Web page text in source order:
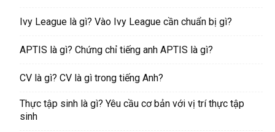
Ivy League là gì? Vào Ivy League cần chuẩn bị gì?
APTIS là gì? Chứng chỉ tiếng anh APTIS là gì?
CV là gì? CV là gì trong tiếng Anh?
Thực tập sinh là gì? Yêu cầu cơ bản với vị trí thực tập
sinh